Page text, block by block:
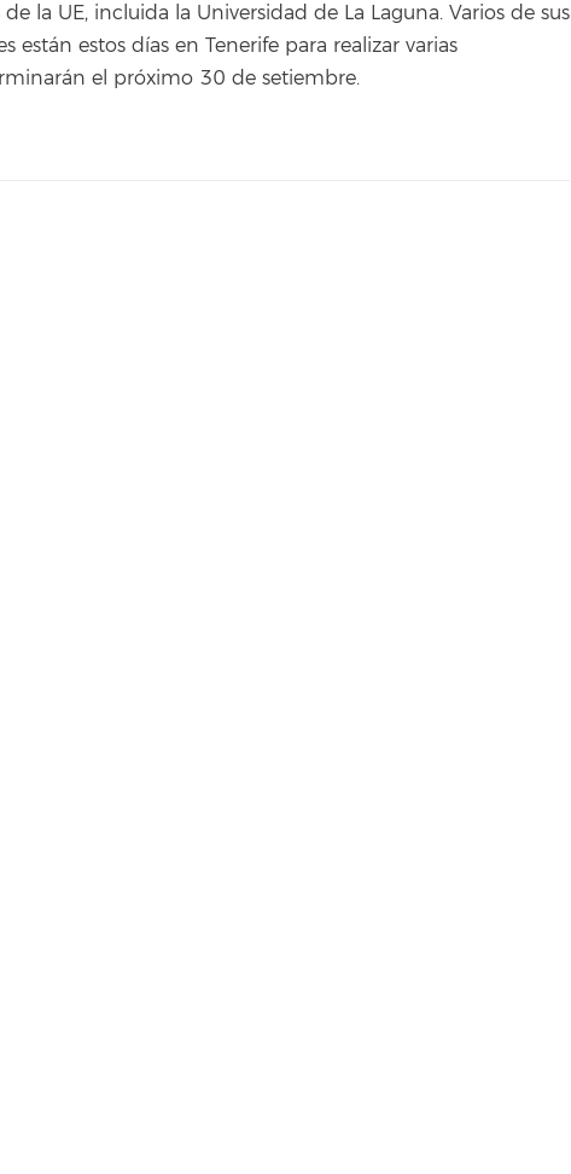
la UE, incluida la Universidad de La Laguna. Varios de sus
están estos días en Tenerife para realizar varias
el próximo 30 de setiembre.